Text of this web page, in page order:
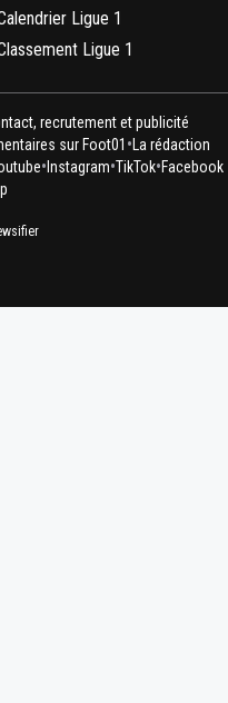
Ligue 1
Ligue 1
recrutement et publicité
sur Foot01 •La rédaction
• Instagram•TikTok•Facebook